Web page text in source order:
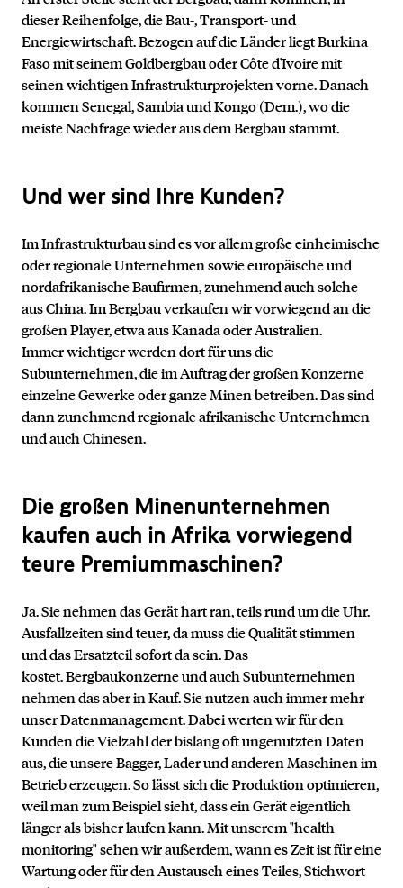
dieser Reihenfolge, die Bau-, Transport- und
Energiewirtschaft. Bezogen auf die Länder liegt Burkina
Faso mit seinem Goldbergbau oder Côte d'Ivoire mit
seinen wichtigen Infrastrukturprojekten vorne. Danach
kommen Senegal, Sambia und Kongo (Dem.), wo die
meiste Nachfrage wieder aus dem Bergbau stammt.
Und wer sind Ihre Kunden?
Im Infrastrukturbau sind es vor allem große einheimische
oder regionale Unternehmen sowie europäische und
nordafrikanische Baufirmen, zunehmend auch solche
aus China. Im Bergbau verkaufen wir vorwiegend an die
großen Player, etwa aus Kanada oder Australien.
Immer wichtiger werden dort für uns die
Subunternehmen, die im Auftrag der großen Konzerne
einzelne Gewerke oder ganze Minen betreiben. Das sind
dann zunehmend regionale afrikanische Unternehmen
und auch Chinesen.
Die großen Minenunternehmen
kaufen auch in Afrika vorwiegend
teure Premiummaschinen?
Ja. Sie nehmen das Gerät hart ran, teils rund um die Uhr.
Ausfallzeiten sind teuer, da muss die Qualität stimmen
und das Ersatzteil sofort da sein. Das
kostet. Bergbaukonzerne und auch Subunternehmen
nehmen das aber in Kauf. Sie nutzen auch immer mehr
unser Datenmanagement. Dabei werten wir für den
Kunden die Vielzahl der bislang oft ungenutzten Daten
aus, die unsere Bagger, Lader und anderen Maschinen im
Betrieb erzeugen. So lässt sich die Produktion optimieren,
weil man zum Beispiel sieht, dass ein Gerät eigentlich
länger als bisher laufen kann. Mit unserem "health
monitoring" sehen wir außerdem, wann es Zeit ist für eine
Wartung oder für den Austausch eines Teiles, Stichwort